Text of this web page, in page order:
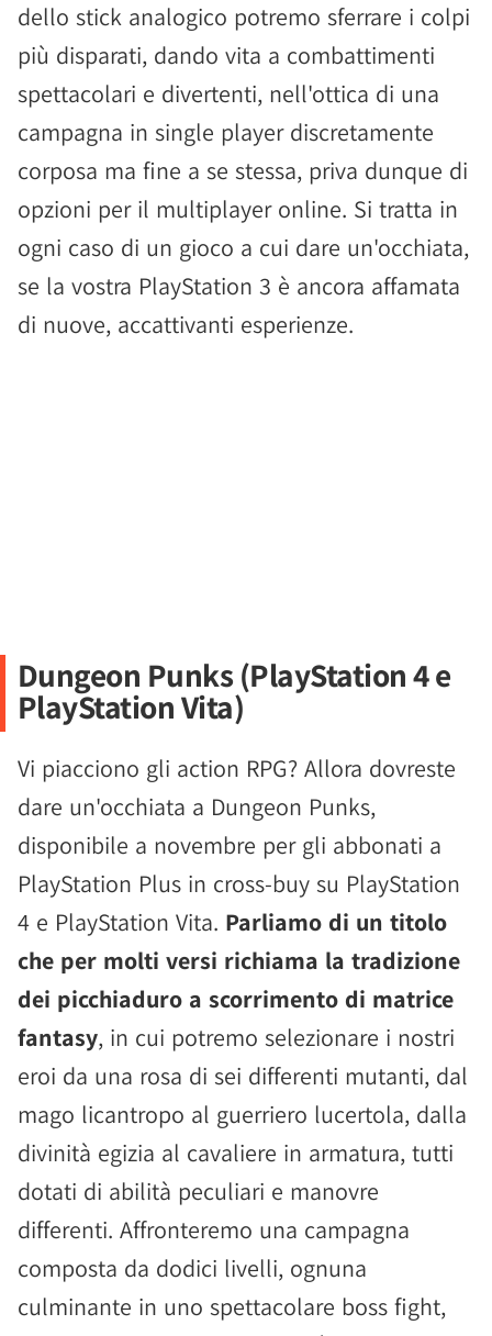
dello stick analogico potremo sferrare i colpi
più disparati, dando vita a combattimenti
spettacolari e divertenti, nell'ottica di una
campagna in single player discretamente
corposa ma fine a se stessa, priva dunque di
opzioni per il multiplayer online. Si tratta in
ogni caso di un gioco a cui dare un'occhiata,
se la vostra PlayStation 3 è ancora affamata
di nuove, accattivanti esperienze.
Dungeon Punks (PlayStation 4 e
PlayStation Vita)
Vi piacciono gli action RPG? Allora dovreste
dare un'occhiata a Dungeon Punks,
disponibile a novembre per gli abbonati a
PlayStation Plus in cross-buy su PlayStation
4 e PlayStation Vita. Parliamo di un titolo
che per molti versi richiama la tradizione
dei picchiaduro a scorrimento di matrice
fantasy, in cui potremo selezionare i nostri
eroi da una rosa di sei differenti mutanti, dal
mago licantropo al guerriero lucertola, dalla
divinità egizia al cavaliere in armatura, tutti
dotati di abilità peculiari e manovre
differenti. Affronteremo una campagna
composta da dodici livelli, ognuna
culminante in uno spettacolare boss fight,